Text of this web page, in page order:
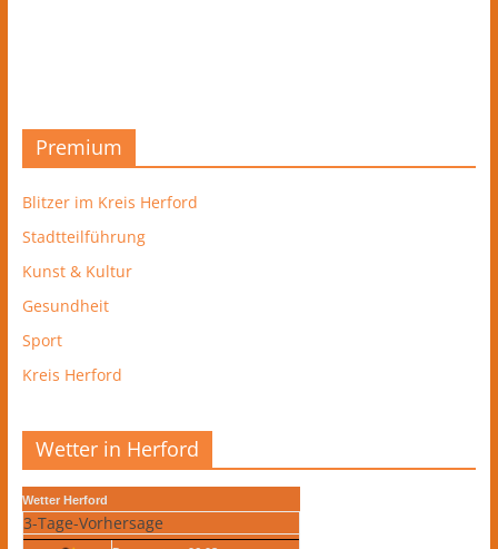
Premium
Blitzer im Kreis Herford
Stadtteilführung
Kunst & Kultur
Gesundheit
Sport
Kreis Herford
Wetter in Herford
Wetter Herford
3-Tage-Vorhersage